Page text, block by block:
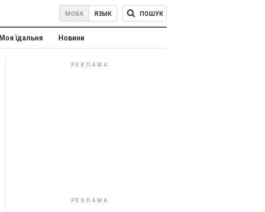
МОВА ЯЗЫК ПОШУК
Моя їдальня Новини